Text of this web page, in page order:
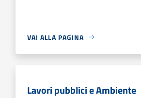
VAI ALLA PAGINA
Lavori pubblici e Ambiente